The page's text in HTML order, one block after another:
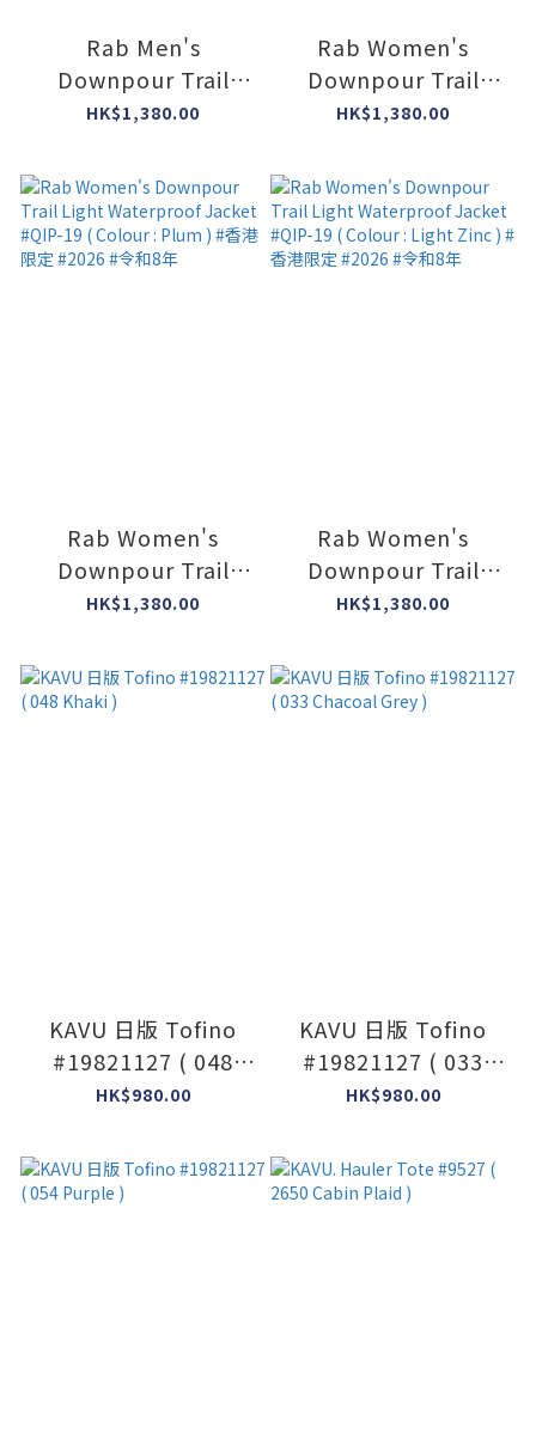
Rab Men's
Downpour Trail
Light Waterproof
Colour : Dark
Melba/Light Zinc ) #
香港限定 #2026 #令
和8年
HK$1,380.00
Rab Women's
Downpour Trail
Light Waterproof
Colour : Tempest
Blue ) #香港限定
#2026 #令和8年
HK$1,380.00
Rab Women's
Downpour Trail
Light Waterproof
Colour : Plum ) #香
港限定 #2026 #令和8
HK$1,380.00
Rab Women's
Downpour Trail
Light Waterproof
Colour : Light Zinc )
#香港限定 #2026 #令
HK$1,380.00
KAVU 日版 Tofino
#19821127 ( 048
Khaki )
HK$980.00
KAVU 日版 Tofino
#19821127 ( 033
Chacoal Grey )
HK$980.00